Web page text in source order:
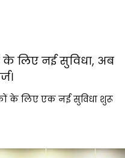
के लिए नई सुविधा, अब
के लिए एक नई सुविधा शुरू